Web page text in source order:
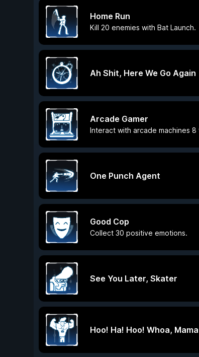
Home Run
Kill 20 enemies with Bat Launch.
Ah Shit, Here We Go Again
Arcade Gamer
Interact with arcade machines 8
One Punch Agent
Good Cop
Collect 30 positive emotions.
See You Later, Skater
Hoo! Ha! Hoo! Whoa, Mama